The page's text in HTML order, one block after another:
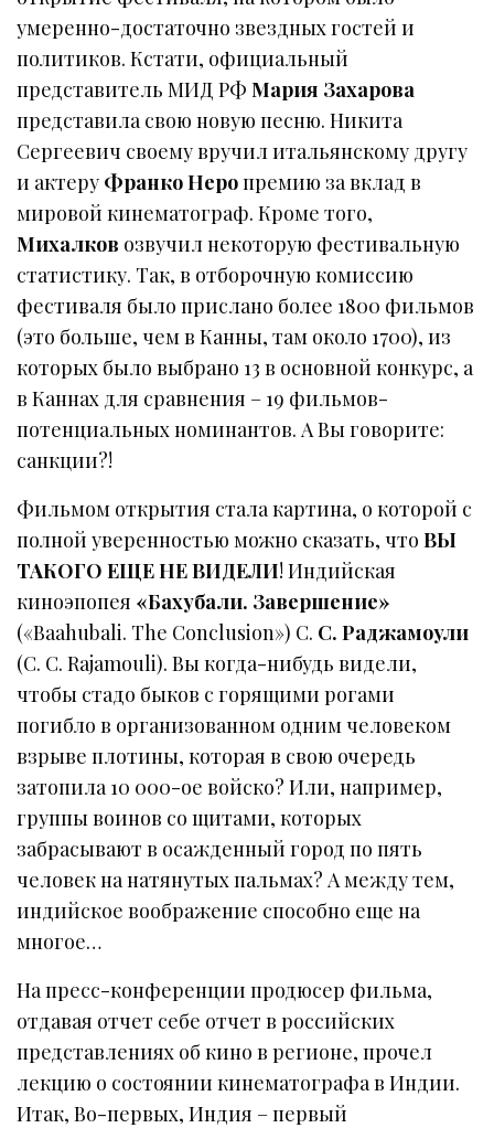
умеренно-достаточно звездных гостей и
политиков. Кстати, официальный
представитель МИД РФМария Захарова
представила свою новую песню. Никита
Сергеевич своему вручил итальянскому другу
и актеру Франко Неропремию за вклад в
мировой кинематограф. Кроме того,
Михалков озвучил некоторую фестивальную
статистику. Так, в отборочную комиссию
фестиваля было прислано более 1800 фильмов
(это больше, чем в Канны, там около 1700), из
которых было выбрано 13 в основной конкурс, а
в Каннах для сравнения – 19 фильмов-
потенциальных номинантов. А Вы говорите:
санкции?!
Фильмом открытия стала картина, о которой с
полной уверенностью можно сказать, чтоВЫ
ТАКОГО ЕЩЕ НЕ ВИДЕЛИ! Индийская
киноэпопея «Бахубали. Завершение»
(«Baahubali. The Conclusion») С. С. Раджамоули
(C. C. Rajamouli). Вы когда-нибудь видели,
чтобы стадо быков с горящими рогами
погибло в организованном одним человеком
взрыве плотины, которая в свою очередь
затопила 10 000-ое войско? Или, например,
группы воинов со щитами, которых
забрасывают в осажденный город по пять
человек на натянутых пальмах? А между тем,
индийское воображение способно еще на
многое…
На пресс-конференции продюсер фильма,
отдавая отчет себе отчет в российских
представлениях об кино в регионе, прочел
лекцию о состоянии кинематографа в Индии.
Итак, Во-первых, Индия – первый